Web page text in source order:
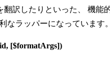
翻訳したりといった、 機能
なラッパーになっています
[$formatArgs])